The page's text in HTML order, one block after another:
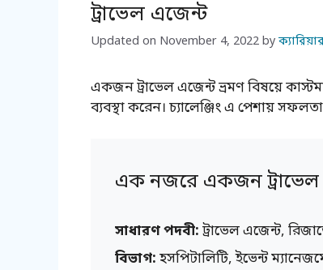
ট্রাভেল এজেন্ট
Updated on November 4, 2022 by
একজন ট্রাভেল এজেন্ট ভ্রমণ বিষয়ে
ব্যবস্থা করেন। চ্যালেঞ্জিং এ পেশায়
এক নজরে একজন ট্রাভেল
সাধারণ পদবী: ট্রাভেল এজেন্ট,
বিভাগ: হসপিটালিটি, ইভেন্ট